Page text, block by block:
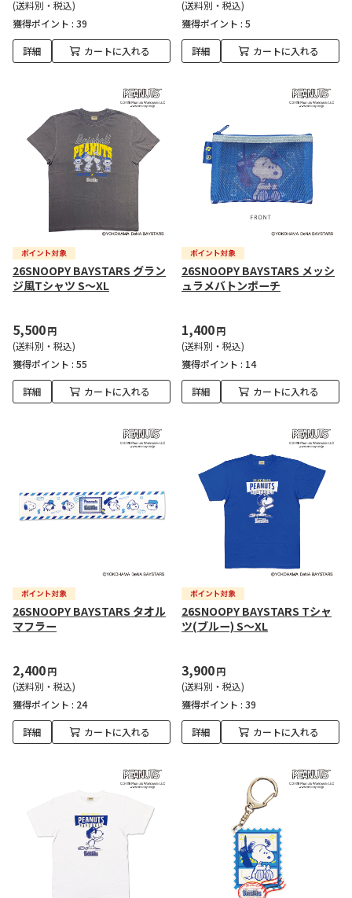
(送料別・税込)
獲得ポイント : 39
詳細 カートに入れる
(送料別・税込)
獲得ポイント : 5
詳細 カートに入れる
26SNOOPY BAYSTARS グラン
ジ風Tシャツ S～XL
5,500円
(送料別・税込)
獲得ポイント : 55
詳細 カートに入れる
26SNOOPY BAYSTARS メッシ
ュラメバトンポーチ
1,400円
(送料別・税込)
獲得ポイント : 14
詳細 カートに入れる
26SNOOPY BAYSTARS タオル
マフラー
2,400円
(送料別・税込)
獲得ポイント : 24
詳細 カートに入れる
26SNOOPY BAYSTARS Tシャ
ツ(ブルー) S～XL
3,900円
(送料別・税込)
獲得ポイント : 39
詳細 カートに入れる